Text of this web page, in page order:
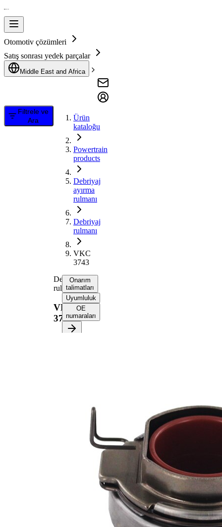
Otomotiv çözümleri
Satış sonrası yedek parçalar
Middle East and Africa
Filtrele ve
Ara
Ürün
kataloğu
Powertrain
products
Debriyaj
ayırma
rulmanı
Debriyaj
rulmanı
VKC
3743
Debriyaj
rulmanı
VKC
3743
Onarım
talimatları
Uyumluluk
OE
numaraları